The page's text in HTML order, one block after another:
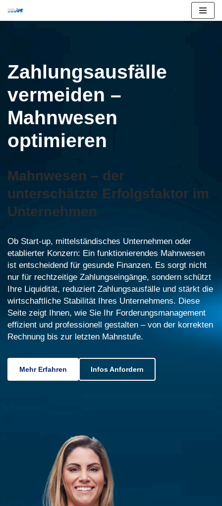
Zahlungsausfälle
vermeiden –
Mahnwesen
optimieren
Mahnwesen – der
unterschätzte Erfolgsfaktor im
Unternehmen
Ob Start-up, mittelständisches Unternehmen oder
etablierter Konzern: Ein funktionierendes Mahnwesen
ist entscheidend für gesunde Finanzen. Es sorgt nicht
nur für rechtzeitige Zahlungseingänge, sondern schützt
Ihre Liquidität, reduziert Zahlungsausfälle und stärkt die
wirtschaftliche Stabilität Ihres Unternehmens. Diese
Seite zeigt Ihnen, wie Sie Ihr Forderungsmanagement
effizient und professionell gestalten – von der korrekten
Rechnung bis zur letzten Mahnstufe.
Mehr Erfahren Infos Anfordern